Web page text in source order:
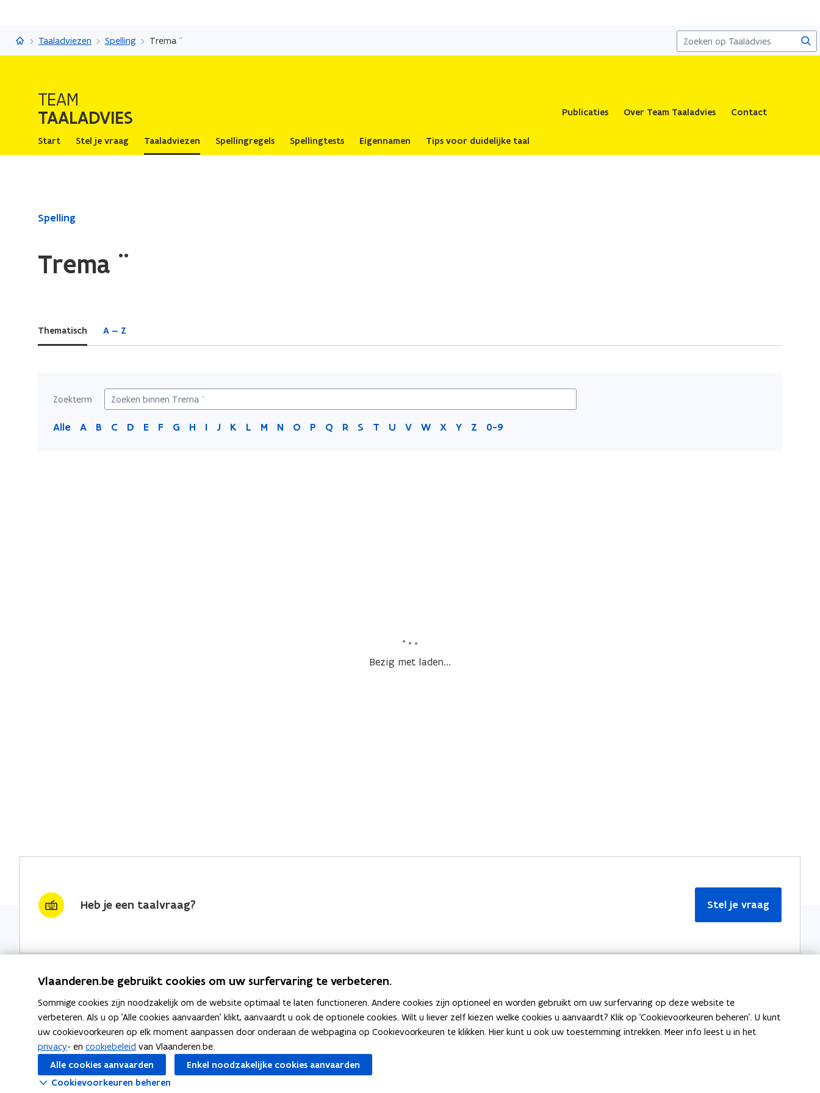
naar
TaaladviesTaaladviezen Spelling Trema ¨
TEAM
TAALADVIES Publicaties Over Team Taaladvies Contact
Start Stel je vraag Taaladviezen Spellingregels Spellingtests Eigennamen Tips voor duidelijke taal
Gedaan
Trema
Spelling
Trema ¨
Thematisch A — Z
Zoekterm
Alle A B C D E F G H I J K L M N O P Q R S T U V W X Y Z 0-9
Bezig met laden...
Heb je een taalvraag? Stel je vraag
Nieuwsbrief krijgen?
vraag & woord van de week
wekelijks in je mailbox
Schrijf je in
Thema's
Spellingregels
Bekijk ook Meer informatie
Over Team Taaladvies
Vlaanderen.be gebruikt cookies om uw surfervaring te verbeteren.
Sommige cookies zijn noodzakelijk om de website optimaal te laten functioneren. Andere cookies zijn optioneel en worden gebruikt om uw surfervaring op deze website te
verbeteren. Als u op 'Alle cookies aanvaarden' klikt, aanvaardt u ook de optionele cookies. Wilt u liever zelf kiezen welke cookies u aanvaardt? Klik op 'Cookievoorkeuren beheren'. U kunt
uw cookievoorkeuren op elk moment aanpassen door onderaan de webpagina op Cookievoorkeuren te klikken. Hier kunt u ook uw toestemming intrekken. Meer info leest u in het
privacy- en cookiebeleid van Vlaanderen.be.
Alle cookies aanvaarden
Enkel noodzakelijke cookies aanvaarden
Cookievoorkeuren beheren